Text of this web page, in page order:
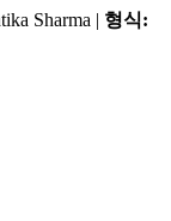
Sharma | 형식: